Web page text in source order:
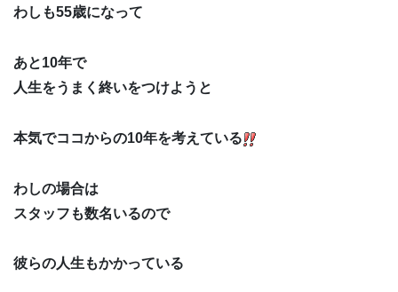
わしも55歳になって
あと10年で
人生をうまく終いをつけようと
本気でココからの10年を考えている
わしの場合は
スタッフも数名いるので
彼らの人生もかかっている